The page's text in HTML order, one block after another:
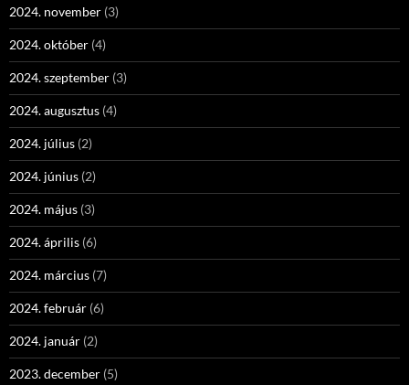
2024. november (3)
2024. október (4)
2024. szeptember (3)
2024. augusztus (4)
2024. július (2)
2024. június (2)
2024. május (3)
2024. április (6)
2024. március (7)
2024. február (6)
2024. január (2)
2023. december (5)